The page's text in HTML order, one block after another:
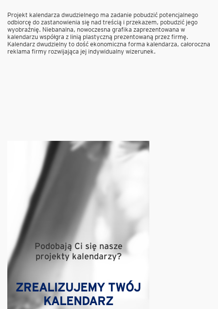
Projekt kalendarza dwudzielnego ma zadanie pobudzić potencjalnego
odbiorcę do zastanowienia się nad treścią i przekazem, pobudzić jego
wyobraźnię. Niebanalna, nowoczesna grafika zaprezentowana w
kalendarzu współgra z linią plastyczną prezentowaną przez firmę.
Kalendarz dwudzielny to dość ekonomiczna forma kalendarza, całoroczna
reklama firmy rozwijająca jej indywidualny wizerunek.
Podobają Ci się nasze
projekty kalendarzy?
ZREALIZUJEMY TWÓJ
KALENDARZ